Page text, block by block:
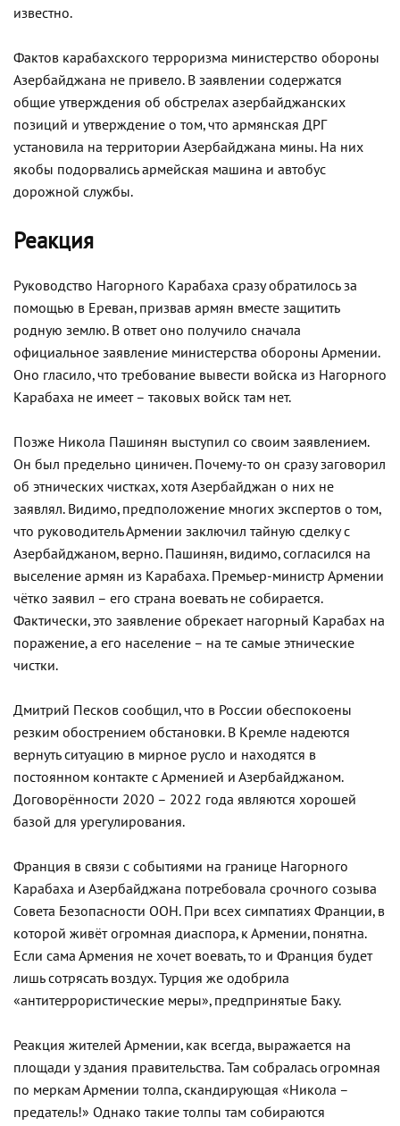
известно.
Фактов карабахского терроризма министерство обороны
Азербайджана не привело. В заявлении содержатся
общие утверждения об обстрелах азербайджанских
позиций и утверждение о том, что армянская ДРГ
установила на территории Азербайджана мины. На них
якобы подорвались армейская машина и автобус
дорожной службы.
Реакция
Руководство Нагорного Карабаха сразу обратилось за
помощью в Ереван, призвав армян вместе защитить
родную землю. В ответ оно получило сначала
официальное заявление министерства обороны Армении.
Оно гласило, что требование вывести войска из Нагорного
Карабаха не имеет – таковых войск там нет.
Позже Никола Пашинян выступил со своим заявлением.
Он был предельно циничен. Почему-то он сразу заговорил
об этнических чистках, хотя Азербайджан о них не
заявлял. Видимо, предположение многих экспертов о том,
что руководитель Армении заключил тайную сделку с
Азербайджаном, верно. Пашинян, видимо, согласился на
выселение армян из Карабаха. Премьер-министр Армении
чётко заявил – его страна воевать не собирается.
Фактически, это заявление обрекает нагорный Карабах на
поражение, а его население – на те самые этнические
чистки.
Дмитрий Песков сообщил, что в России обеспокоены
резким обострением обстановки. В Кремле надеются
вернуть ситуацию в мирное русло и находятся в
постоянном контакте с Арменией и Азербайджаном.
Договорённости 2020 – 2022 года являются хорошей
базой для урегулирования.
Франция в связи с событиями на границе Нагорного
Карабаха и Азербайджана потребовала срочного созыва
Совета Безопасности ООН. При всех симпатиях Франции, в
которой живёт огромная диаспора, к Армении, понятна.
Если сама Армения не хочет воевать, то и Франция будет
лишь сотрясать воздух. Турция же одобрила
«антитеррористические меры», предпринятые Баку.
Реакция жителей Армении, как всегда, выражается на
площади у здания правительства. Там собралась огромная
по меркам Армении толпа, скандирующая «Никола –
предатель!» Однако такие толпы там собираются